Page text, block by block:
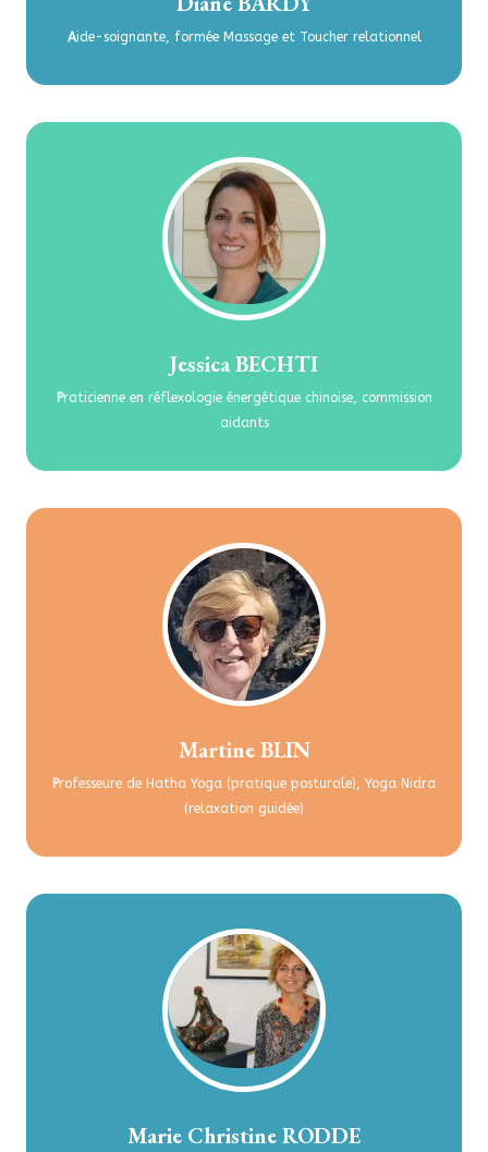
Aide-soignante, formée Massage et Toucher relationnel
Jessica BECHTI
Praticienne en réflexologie énergétique chinoise, commission
aidants
Martine BLIN
Professeure de Hatha Yoga (pratique posturale), Yoga Nidra
(relaxation guidée)
Marie Christine RODDE